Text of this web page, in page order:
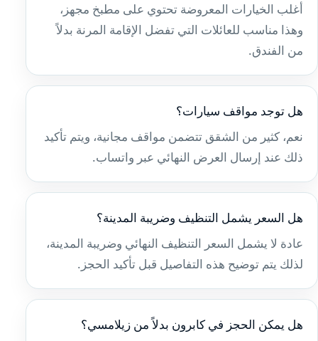
أغلب الخيارات المعروضة تحتوي على مطبخ مجهز،
وهذا مناسب للعائلات التي تفضل الإقامة المرنة بدلاً
من الفندق.
هل توجد مواقف سيارات؟
نعم، كثير من الشقق تتضمن مواقف مجانية، ويتم تأكيد
ذلك عند إرسال العرض النهائي عبر واتساب.
هل السعر يشمل التنظيف وضريبة المدينة؟
عادة لا يشمل السعر التنظيف النهائي وضريبة المدينة،
لذلك يتم توضيح هذه التفاصيل قبل تأكيد الحجز.
هل يمكن الحجز في كابرون بدلاً من زيلامسي؟